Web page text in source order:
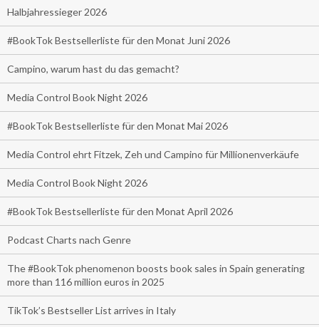
Halbjahressieger 2026
#BookTok Bestsellerliste für den Monat Juni 2026
Campino, warum hast du das gemacht?
Media Control Book Night 2026
#BookTok Bestsellerliste für den Monat Mai 2026
Media Control ehrt Fitzek, Zeh und Campino für Millionenverkäufe
Media Control Book Night 2026
#BookTok Bestsellerliste für den Monat April 2026
Podcast Charts nach Genre
The #BookTok phenomenon boosts book sales in Spain generating
more than 116 million euros in 2025
TikTok’s Bestseller List arrives in Italy